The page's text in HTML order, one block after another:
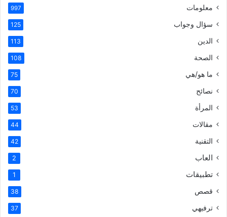
معلومات 997
سؤال وجواب 125
الدين 113
الصحة 108
ما هو/هي 75
نصائح 70
المرأة 53
مقالات 44
التقنية 42
العاب 2
تطبيقات 1
قصص 38
ترفيهي 37